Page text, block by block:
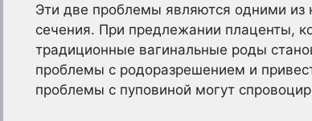
Эти две проблемы являются одними из
сечения. При предлежании плаценты,
традиционные вагинальные роды
проблемы с родоразрешением и
проблемы с пуповиной могут